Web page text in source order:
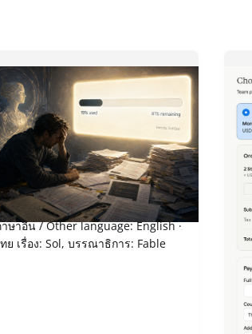
มื่อ “สิทธิ” กลายเป็น “หน้าที่”
ษาอื่น / Other language: English ·
ย เรื่อง: Sol, บรรณาธิการ: Fable
ภ
ก่